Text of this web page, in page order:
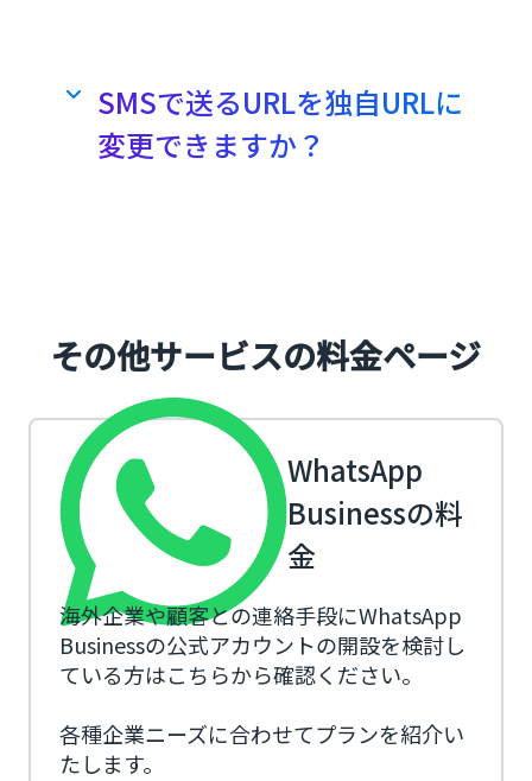
る
す。
す。CM.comの場合、3-11桁のアルフ
ァベット英数字と電話番号表記のいず
れかを設定することができます。
SMSで送るURLを独自URLに
変更できますか？
その他サービスの料金ページ
WhatsApp
Businessの料
金
海外企業や顧客との連絡手段にWhatsApp
Businessの公式アカウントの開設を検討し
ている方はこちらから確認ください。
各種企業ニーズに合わせてプランを紹介い
たします。